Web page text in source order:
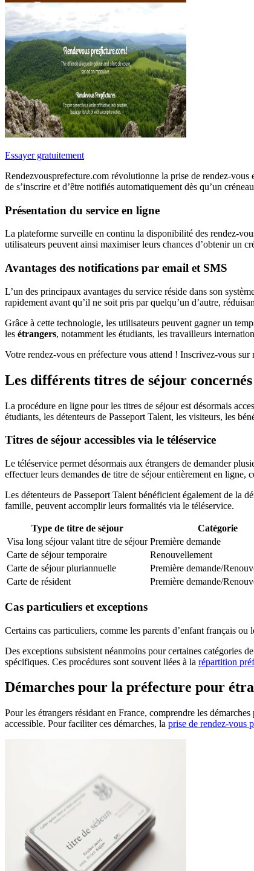
Essayer gratuitement
Rendezvousprefecture.com révolutionne la prise de rendez-
de s’inscrire et d’être notifiés automatiquement dès qu’un
Présentation du service en ligne
La plateforme surveille en continu la disponibilité des rendez-
utilisateurs peuvent ainsi maximiser leurs chances d’obtenir un
Avantages des notifications par email et SMS
L’un des principaux avantages du service réside dans son
rapidement avant qu’il ne soit pris par quelqu’un d’autre,
Grâce à cette technologie, les utilisateurs peuvent gagner un
les étrangers, notamment les étudiants, les travailleurs
Votre rendez-vous en préfecture vous attend ! Inscrivez-vous
Les différents titres de séjour
La procédure en ligne pour les titres de séjour est désormais
étudiants, les détenteurs de Passeport Talent, les visiteurs, les
Titres de séjour accessibles via le téléservice
Le téléservice permet désormais aux étrangers de demander
effectuer leurs demandes de titre de séjour entièrement en ligne,
Les détenteurs de Passeport Talent bénéficient également de la
famille, peuvent accomplir leurs formalités via le téléservice.
Type de titre de séjour Catégorie
Visa long séjour valant titre de séjour Première demande
Carte de séjour temporaire
Renouvellement
Carte de séjour pluriannuelle
Première demande/
Carte de résident
Première demande/
Cas particuliers et exceptions
Certains cas particuliers, comme les parents d’enfant français
Des exceptions subsistent néanmoins pour certaines catégories
spécifiques. Ces procédures sont souvent liées à la répartition
Démarches pour la préfecture pour
Pour les étrangers résidant en France, comprendre les
accessible. Pour faciliter ces démarches, la prise de rendez-vous